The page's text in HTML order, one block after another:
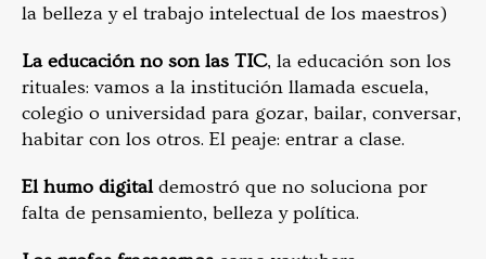
la belleza y el trabajo intelectual de los maestros)
La educación no son las TIC, la educación son los
rituales: vamos a la institución llamada escuela,
colegio o universidad para gozar, bailar, conversar,
habitar con los otros. El peaje: entrar a clase.
El humo digitaldemostró que no soluciona por
falta de pensamiento, belleza y política.